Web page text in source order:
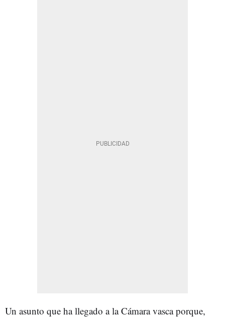
Un asunto que ha llegado a la Cámara vasca porque,